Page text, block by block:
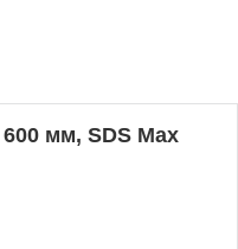
мм, SDS Max